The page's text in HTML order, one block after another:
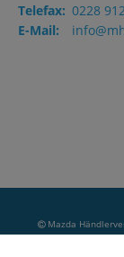
Telefax: 0228
E-Mail:
Mazda